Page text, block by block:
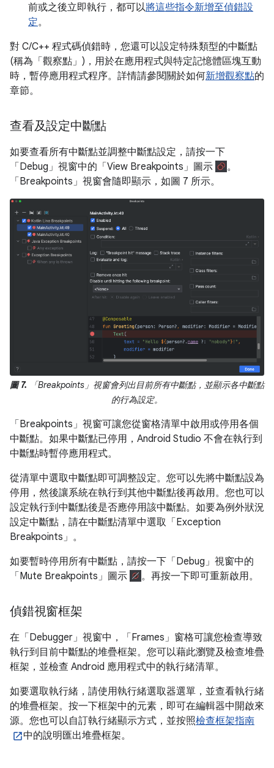
前或之後立即執行，都可以將這些指令新增至偵錯設
定。
對 C/C++ 程式碼偵錯時，您還可以設定特殊類型的中斷點
(稱為「觀察點」 )，用於在應用程式與特定記憶體區塊互動
時，暫停應用程式程序。詳情請參閱關於如何新增觀察點的
章節。
查看及設定中斷點
如要查看所有中斷點並調整中斷點設定，請按一下
「Debug」視窗中的「View Breakpoints」 圖示
。
「Breakpoints」視窗會隨即顯示，如圖 7 所示。
圖 7. 「Breakpoints」視窗會列出目前所有中斷點，並顯示各中斷點
的行為設定。
「Breakpoints」視窗可讓您從窗格清單中啟用或停用各個
中斷點。如果中斷點已停用，Android Studio 不會在執行到
中斷點時暫停應用程式。
從清單中選取中斷點即可調整設定。您可以先將中斷點設為
停用，然後讓系統在執行到其他中斷點後再啟用。您也可以
設定執行到中斷點後是否應停用該中斷點。如要為例外狀況
設定中斷點，請在中斷點清單中選取「Exception
Breakpoints」 。
如要暫時停用所有中斷點，請按一下「Debug」視窗中的
「Mute Breakpoints」 圖示 。再按一下即可重新啟用。
偵錯視窗框架
在「Debugger」視窗中，「Frames」窗格可讓您檢查導致
執行到目前中斷點的堆疊框架。您可以藉此瀏覽及檢查堆疊
框架，並檢查 Android 應用程式中的執行緒清單。
如要選取執行緒，請使用執行緒選取器選單，並查看執行緒
的堆疊框架。按一下框架中的元素，即可在編輯器中開啟來
源。您也可以自訂執行緒顯示方式，並按照檢查框架指南
中的說明匯出堆疊框架。